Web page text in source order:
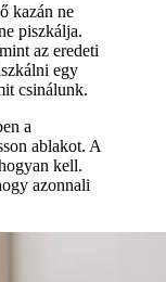
kazán ne
piszkálja.
az eredeti
egy
csinálunk.
a
ablakot. A
kell.
azonnali